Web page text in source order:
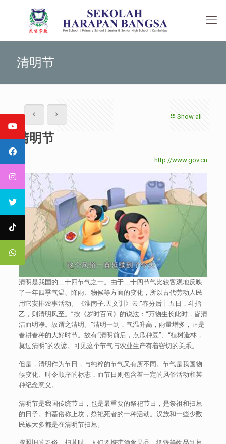
清明节
Show all
清明节
http://www.gov.cn
清明是我国的二十四节气之一。由于二十四节气比较客观地反映
了一年四季气温、降雨、物候等方面的变化，所以古代劳动人民
用它安排农事活动。《淮南子.天文训》云:“春分后十五日，斗指
乙，则清明风至。”按《岁时百问》的说法：“万物生长此时，皆清
洁而明净。故谓之清明。”清明一到，气温升高，雨量增多，正是
春耕春种的大好时节。故有“清明前后，点瓜种豆”、“植树造林，
莫过清明”的农谚。可见这个节气与农业生产有着密切的关系。
但是，清明作为节日，与纯粹的节气又有所不同。节气是我国物
候变化、时令顺序的标志，而节日则包含着一定的风俗活动和某
种纪念意义。
清明节是我国传统节日，也是最重要的祭祀节日，是祭祖和扫墓
的日子。扫墓俗称上坟，祭祀死者的一种活动。汉族和一些少数
民族大多都是在清明节扫墓。